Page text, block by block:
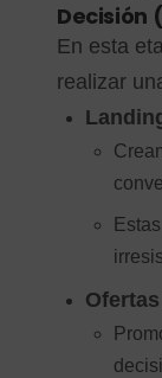
Decisión
En esta
realizar